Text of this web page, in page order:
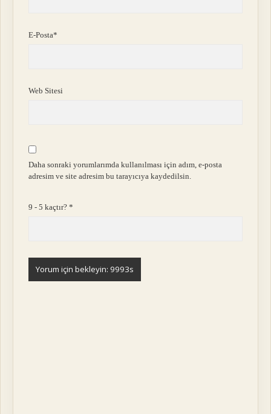
E-Posta*
Web Sitesi
Daha sonraki yorumlarımda kullanılması için adım, e-posta
adresim ve site adresim bu tarayıcıya kaydedilsin.
9 - 5 kaçtır?*